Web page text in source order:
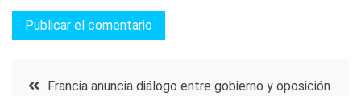
Navegación
Francia anuncia diálogo entre gobierno y oposición